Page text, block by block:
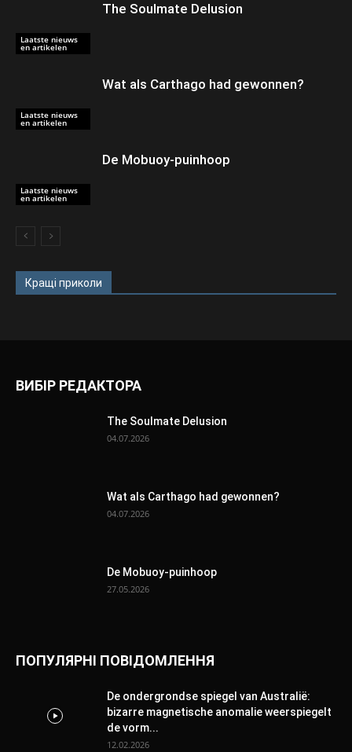
Laatste nieuws
en artikelen
The Soulmate Delusion
Laatste nieuws
en artikelen
Wat als Carthago had gewonnen?
Laatste nieuws
en artikelen
De Mobuoy-puinhoop
Кращі приколи
ВИБІР РЕДАКТОРА
The Soulmate Delusion
04.07.2026
Wat als Carthago had gewonnen?
04.07.2026
De Mobuoy-puinhoop
27.05.2026
ПОПУЛЯРНІ ПОВІДОМЛЕННЯ
De ondergrondse spiegel van Australië:
bizarre magnetische anomalie weerspiegelt
de vorm...
12.02.2026